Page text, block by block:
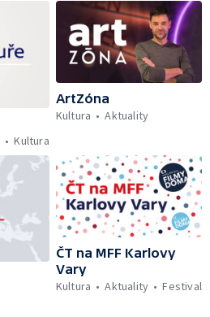
Kultura
ArtZóna
Kultura
Aktuality
ČT na MFF Karlovy
Vary
Kultura
Aktuality Festival